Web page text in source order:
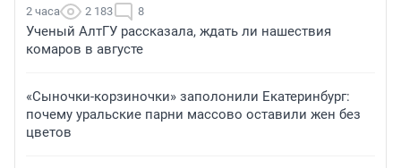
2 часа 2 183 8
Ученый АлтГУ рассказала, ждать ли нашествия
комаров в августе
«Сыночки-корзиночки» заполонили Екатеринбург:
почему уральские парни массово оставили жен без
цветов